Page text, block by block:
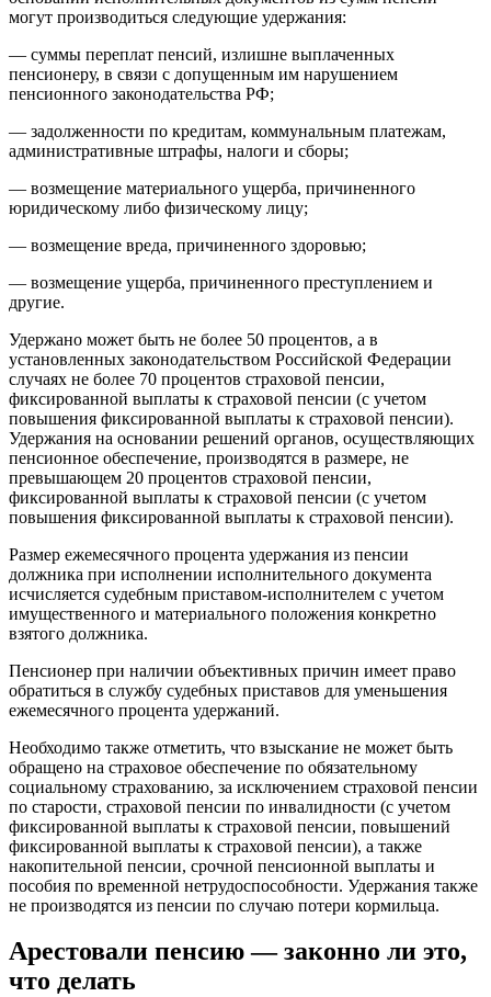
могут производиться следующие удержания:
— суммы переплат пенсий, излишне выплаченных
пенсионеру, в связи с допущенным им нарушением
пенсионного законодательства РФ;
— задолженности по кредитам, коммунальным платежам,
административные штрафы, налоги и сборы;
— возмещение материального ущерба, причиненного
юридическому либо физическому лицу;
— возмещение вреда, причиненного здоровью;
— возмещение ущерба, причиненного преступлением и
другие.
Удержано может быть не более 50 процентов, а в
установленных законодательством Российской Федерации
случаях не более 70 процентов страховой пенсии,
фиксированной выплаты к страховой пенсии (с учетом
повышения фиксированной выплаты к страховой пенсии).
Удержания на основании решений органов, осуществляющих
пенсионное обеспечение, производятся в размере, не
превышающем 20 процентов страховой пенсии,
фиксированной выплаты к страховой пенсии (с учетом
повышения фиксированной выплаты к страховой пенсии).
Размер ежемесячного процента удержания из пенсии
должника при исполнении исполнительного документа
исчисляется судебным приставом-исполнителем с учетом
имущественного и материального положения конкретно
взятого должника.
Пенсионер при наличии объективных причин имеет право
обратиться в службу судебных приставов для уменьшения
ежемесячного процента удержаний.
Необходимо также отметить, что взыскание не может быть
обращено на страховое обеспечение по обязательному
социальному страхованию, за исключением страховой пенсии
по старости, страховой пенсии по инвалидности (с учетом
фиксированной выплаты к страховой пенсии, повышений
фиксированной выплаты к страховой пенсии), а также
накопительной пенсии, срочной пенсионной выплаты и
пособия по временной нетрудоспособности. Удержания также
не производятся из пенсии по случаю потери кормильца.
Арестовали пенсию — законно ли это,
что делать